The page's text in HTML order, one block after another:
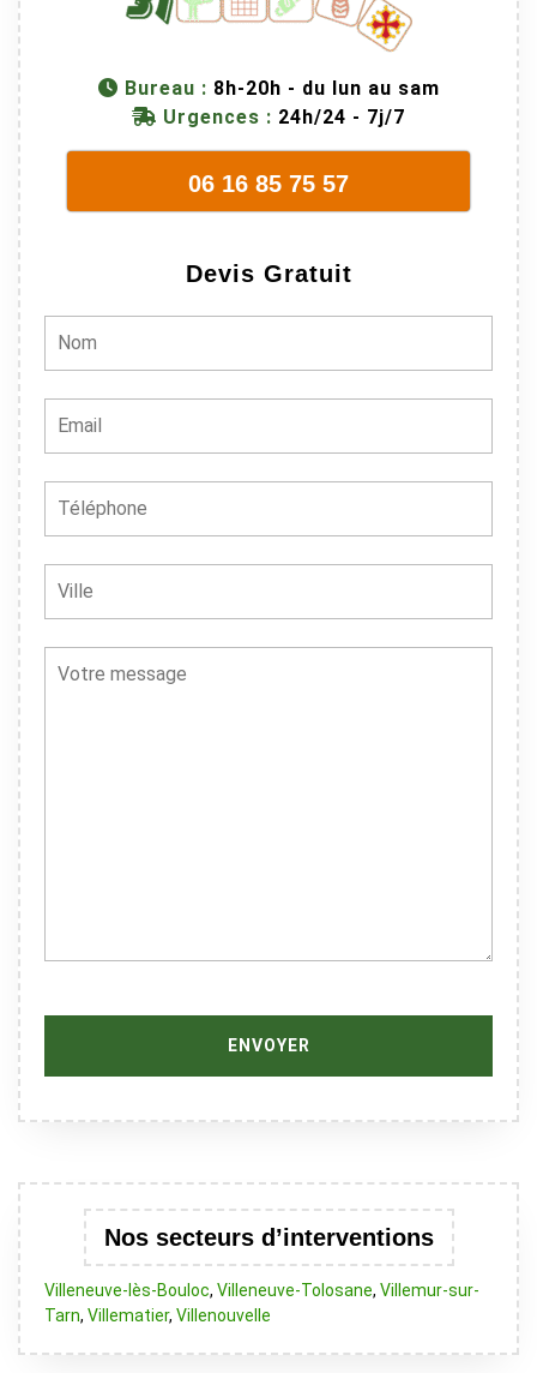
Bureau : 8h-20h - du lun au sam
Urgences : 24h/24 - 7j/7
06 16 85 75 57
Devis Gratuit
Nos secteurs d’interventions
Villeneuve-lès-Bouloc, Villeneuve-Tolosane, Villemur-sur-
Tarn, Villematier, Villenouvelle